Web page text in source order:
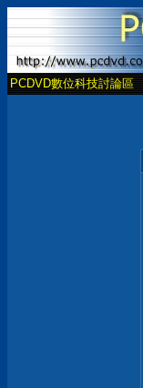
PCDVD數位科技討論區